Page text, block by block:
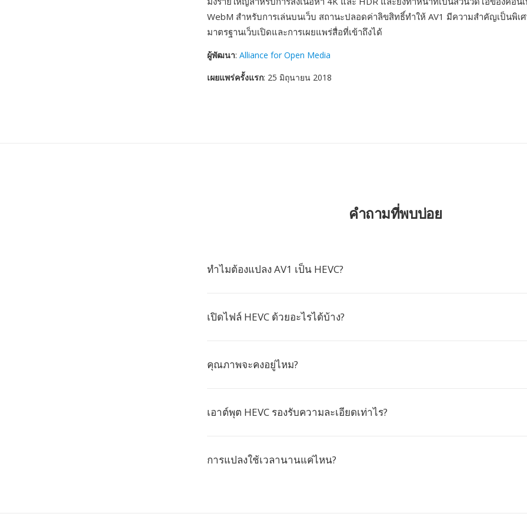
WebM สำหรับการเล่นบนเว็บ สถานะปลอดค่าลิขสิทธิ์ทำให้ AV1 มีความสำคัญเป็นพิเ
มาตรฐานเว็บเปิดและการเผยแพร่สื่อที่เข้าถึงได้
ผู้พัฒนา: Alliance for Open Media
เผยแพร่ครั้งแรก: 25 มิถุนายน 2018
คำถามที่พบบ่อย
ทำไมต้องแปลง AV1 เป็น HEVC?
เปิดไฟล์ HEVC ด้วยอะไรได้บ้าง?
คุณภาพจะคงอยู่ไหม?
เอาต์พุต HEVC รองรับความละเอียดเท่าไร?
การแปลงใช้เวลานานแค่ไหน?